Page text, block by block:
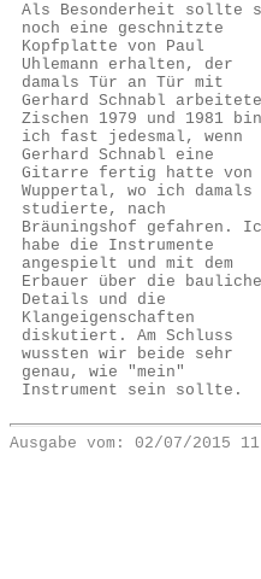
Als Besonderheit sollte
noch eine geschnitzte
Kopfplatte von Paul
Uhlemann erhalten, der
damals Tür an Tür mit
Gerhard Schnabl
Zischen 1979 und 1981 bin
ich fast jedesmal, wenn
Gerhard Schnabl eine
Gitarre fertig hatte von
Wuppertal, wo ich damals
studierte, nach
Bräuningshof gefahren.
habe die Instrumente
angespielt und mit dem
Erbauer über die
Details und die
Klangeigenschaften
diskutiert. Am Schluss
wussten wir beide sehr
genau, wie "mein"
Instrument sein sollte.
Ausgabe vom: 02/07/2015